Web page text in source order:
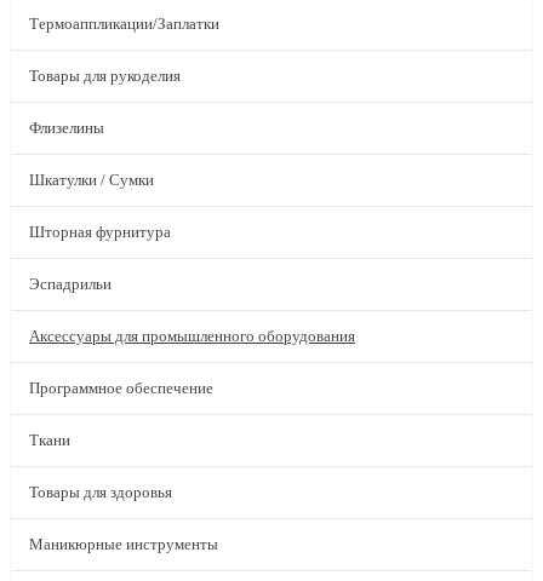
Термоаппликации/Заплатки
Товары для рукоделия
Флизелины
Шкатулки / Сумки
Шторная фурнитура
Эспадрильи
Аксессуары для промышленного оборудования
Программное обеспечение
Ткани
Товары для здоровья
Маникюрные инструменты